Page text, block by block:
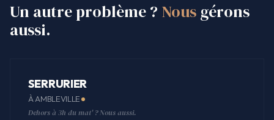
Un autre problème ? Nousgérons
aussi.
SERRURIER
À AMBLEVILLE
Dehors à 3h du mat' ? Nous aussi.